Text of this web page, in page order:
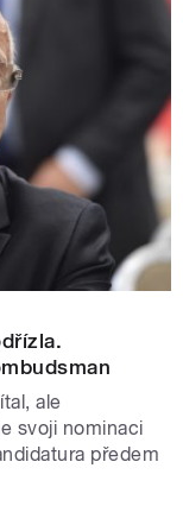
ale
svoji nominaci
předem